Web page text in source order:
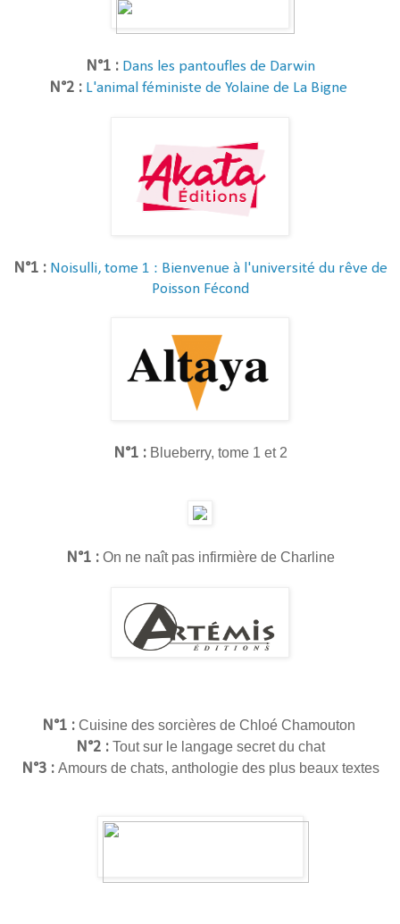
N°1 : Dans les pantoufles de Darwin
N°2 : L'animal féministe de Yolaine de La Bigne
N°1 : Noisulli, tome 1 : Bienvenue à l'université du rêve de
Poisson Fécond
N°1 : Blueberry, tome 1 et 2
N°1 : On ne naît pas infirmière de Charline
N°1 : Cuisine des sorcières de Chloé Chamouton
N°2 : Tout sur le langage secret du chat
N°3 : Amours de chats, anthologie des plus beaux textes